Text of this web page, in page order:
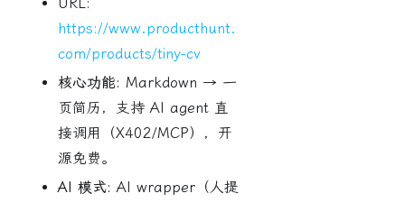
URL:
https://www.producthunt.
com/products/tiny-cv
核心功能: Markdown → 一
页简历，支持 AI agent 直
接调用（X402/MCP），开
源免费。
AI 模式: AI wrapper（人提